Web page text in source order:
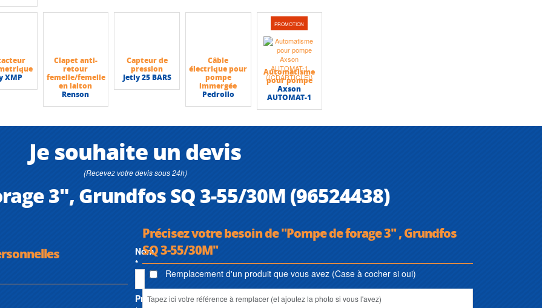
XMP
Clapet anti-
retour
femelle/femelle
en laiton
Renson
Capteur de
pression
Jetly 25 BARS
Câble
électrique pour
pompe
immergée
Pedrollo
PROMOTION
Automatisme
pour pompe
Axson
AUTOMAT-1
Je souhaite un devis
(Recevez votre devis sous 24h)
3", Grundfos SQ 3-55/30M (96524438)
Nom
*
Prénom
Précisez votre besoin de "Pompe de forage 3" , Grundfos
SQ 3-55/30M"
Remplacement d'un produit que vous avez (Case à cocher si oui)